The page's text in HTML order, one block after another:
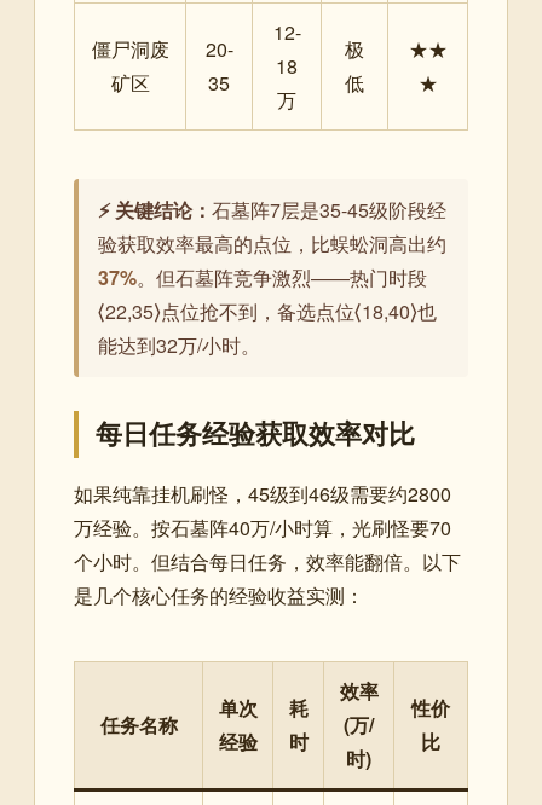
僵尸洞废
矿区
20-
35
12-
18
万
极
低
★★
★
⚡ 关键结论： 石墓阵7层是35-45级阶段经
验获取效率最高的点位，比蜈蚣洞高出约
37%。但石墓阵竞争激烈——热门时段
⟨22,35⟩点位抢不到，备选点位⟨18,40⟩也
能达到32万/小时。
每日任务经验获取效率对比
如果纯靠挂机刷怪，45级到46级需要约2800
万经验。按石墓阵40万/小时算，光刷怪要70
个小时。但结合每日任务，效率能翻倍。以下
是几个核心任务的经验收益实测：
任务名称
单次
经验
耗
时
效率
(万/
时)
性价
比